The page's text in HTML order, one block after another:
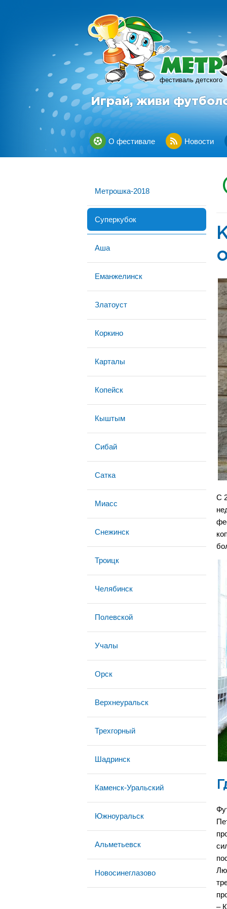
фестиваль детского
Играй, живи
О фестивале Новости
Метрошка-2018
Суперкубок
Аша
Еманжелинск
Златоуст
Коркино
Карталы
Копейск
Кыштым
Сибай
Сатка
Миасс
Снежинск
Троицк
Челябинск
Полевской
Учалы
Орск
Верхнеуральск
Трехгорный
Шадринск
Каменск-Уральский
Южноуральск
Альметьевск
Новосинеглазово
С
–